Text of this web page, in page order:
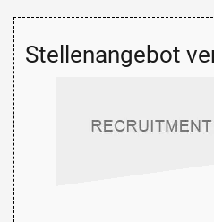
Stellenangebot